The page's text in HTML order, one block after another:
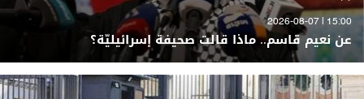
15:00 | 2026-08-07
عن نعيم قاسم.. ماذا قالت صحيفة إسرائيليّة؟